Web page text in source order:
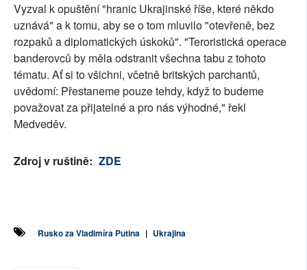
Vyzval k opuštění "hranic Ukrajinské říše, které někdo
uznává" a k tomu, aby se o tom mluvilo "otevřeně, bez
rozpaků a diplomatických úskoků". "Teroristická operace
banderovců by měla odstranit všechna tabu z tohoto
tématu. Ať si to všichni, včetně britských parchantů,
uvědomí: Přestaneme pouze tehdy, když to budeme
považovat za přijatelné a pro nás výhodné," řekl
Medveděv.
Zdroj v ruštině: ZDE
Rusko za Vladimíra Putina | Ukrajina